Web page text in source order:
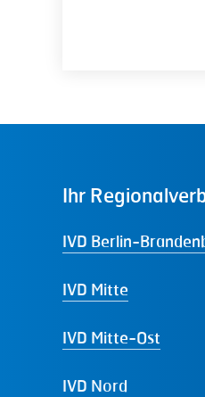
Ihr
IVD Berlin-
IVD Mitte
IVD Mitte-Ost
IVD Nord